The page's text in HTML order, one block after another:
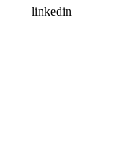
linkedin